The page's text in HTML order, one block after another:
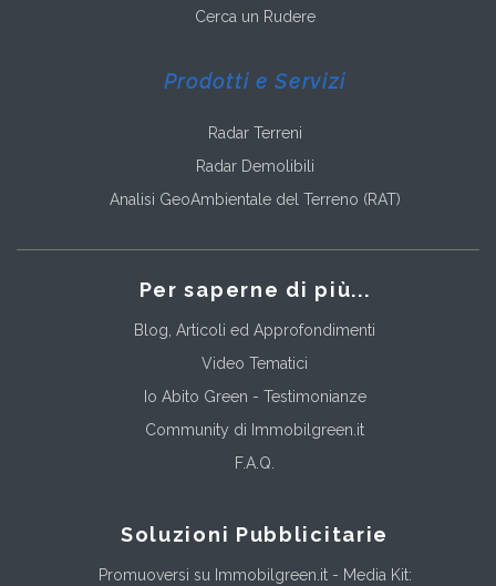
Cerca un Rudere
Prodotti e Servizi
Radar Terreni
Radar Demolibili
Analisi GeoAmbientale del Terreno (RAT)
Per saperne di più...
Blog, Articoli ed Approfondimenti
Video Tematici
Io Abito Green - Testimonianze
Community di Immobilgreen.it
F.A.Q.
Soluzioni Pubblicitarie
Promuoversi su Immobilgreen.it - Media Kit: